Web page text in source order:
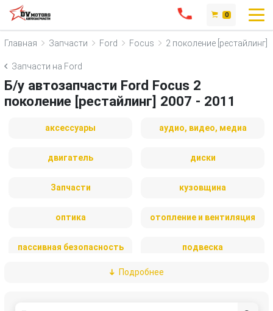
0
Главная Запчасти Ford Focus 2 поколение [рестайлинг]
Запчасти на Ford
Б/у автозапчасти Ford Focus 2
поколение [рестайлинг] 2007 - 2011
аксессуары аудио, видео, медиа
двигатель диски
Запчасти кузовщина
оптика отопление и вентиляция
пассивная безопасность подвеска
рулевое управление Подробнее